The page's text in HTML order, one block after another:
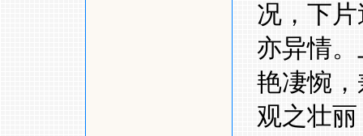
况，下
亦异情
艳凄惋
观之壮